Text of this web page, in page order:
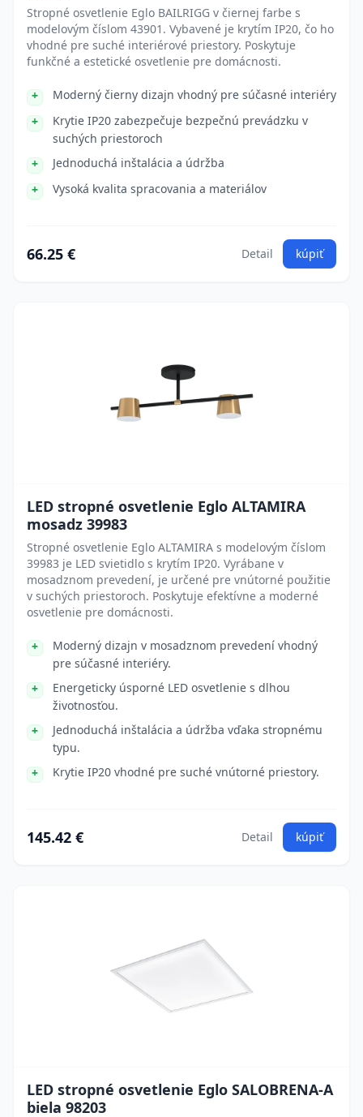
Stropné osvetlenie Eglo BAILRIGG v čiernej farbe s
modelovým číslom 43901. Vybavené je krytím IP20, čo ho
vhodné pre suché interiérové priestory. Poskytuje
funkčné a estetické osvetlenie pre domácnosti.
Moderný čierny dizajn vhodný pre súčasné interiéry
Krytie IP20 zabezpečuje bezpečnú prevádzku v
suchých priestoroch
Jednoduchá inštalácia a údržba
Vysoká kvalita spracovania a materiálov
66.25 € Detail kúpiť
LED stropné osvetlenie Eglo ALTAMIRA
mosadz 39983
Stropné osvetlenie Eglo ALTAMIRA s modelovým číslom
39983 je LED svietidlo s krytím IP20. Vyrábane v
mosadznom prevedení, je určené pre vnútorné použitie
v suchých priestoroch. Poskytuje efektívne a moderné
osvetlenie pre domácnosti.
Moderný dizajn v mosadznom prevedení vhodný
pre súčasné interiéry.
Energeticky úsporné LED osvetlenie s dlhou
životnosťou.
Jednoduchá inštalácia a údržba vďaka stropnému
typu.
Krytie IP20 vhodné pre suché vnútorné priestory.
145.42 € Detail kúpiť
LED stropné osvetlenie Eglo SALOBRENA-A
biela 98203